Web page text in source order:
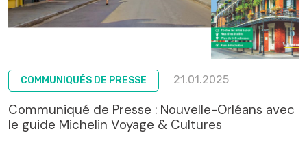
COMMUNIQUÉS DE PRESSE 21.01.2025
Communiqué de Presse : Nouvelle-Orléans avec
le guide Michelin Voyage & Cultures